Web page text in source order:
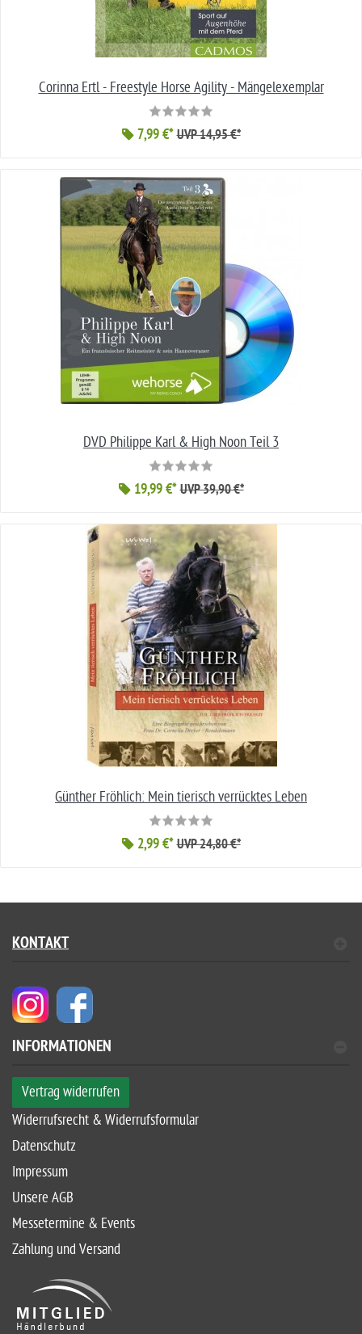
Corinna Ertl - Freestyle Horse Agility - Mängelexemplar
7,99 €* UVP 14,95 €*
DVD Philippe Karl & High Noon Teil 3
19,99 €* UVP 39,90 €*
Günther Fröhlich: Mein tierisch verrücktes Leben
2,99 €* UVP 24,80 €*
KONTAKT
INFORMATIONEN
Vertrag widerrufen
Widerrufsrecht & Widerrufsformular
Datenschutz
Impressum
Unsere AGB
Messetermine & Events
Zahlung und Versand